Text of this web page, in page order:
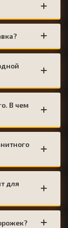
В чем
для